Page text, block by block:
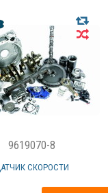
9619070-8
СКОРОСТИ